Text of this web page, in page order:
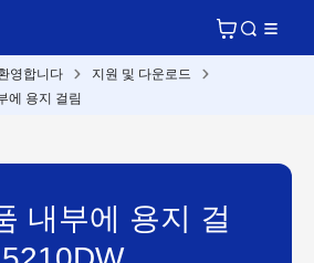
영합니다
지원 및 다운로드
에 용지 걸림
내부에 용지 걸